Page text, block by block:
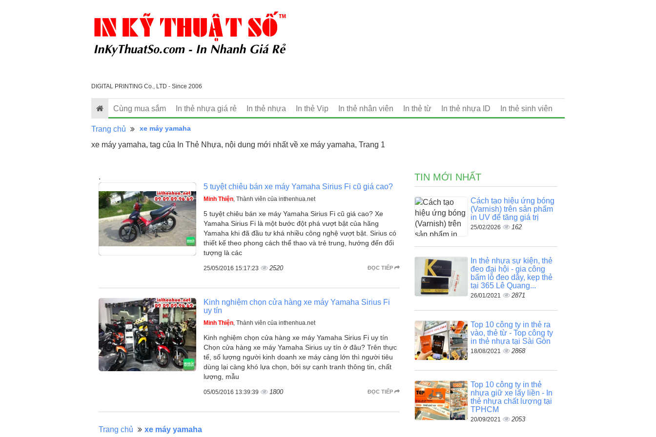
DIGITAL PRINTING Co., LTD - Since 2006
Cùng mua sắm In thẻ nhựa giá rẻ In thẻ nhựa In thẻ Vip In thẻ nhân viên In thẻ từ In thẻ nhựa ID In thẻ sinh viên
Trang chủ xe máy yamaha
xe máy yamaha, tag của In Thẻ Nhựa, nội dung mới nhất về xe máy yamaha, Trang 1
.
5 tuyệt chiêu bán xe máy Yamaha Sirius Fi cũ giá cao?
Minh Thiện , Thành viên của inthenhua.net
5 tuyệt chiêu bán xe máy Yamaha Sirius Fi cũ giá cao? Xe
Yamaha Sirius Fi là một bước đột phá vượt bật của hãng
Yamaha khi đã đầu tư khá nhiều công nghệ vượt bật. Sirius có
thiết kế theo phong cách thể thao và trẻ trung, hướng đến đối
tượng là các
ĐỌC TIẾP
25/05/2016 15:17:23 2520
Kinh nghiệm chọn cửa hàng xe máy Yamaha Sirius Fi
uy tín
Minh Thiện , Thành viên của inthenhua.net
Kinh nghiệm chọn cửa hàng xe máy Yamaha Sirius Fi uy tín
Chọn cửa hàng xe máy Yamaha Sirius uy tín ở đâu? Trên thực
tế, số lượng người kinh doanh xe máy càng lớn thì người tiêu
dùng lại càng khó lựa chọn, bởi sự cạnh tranh thông tin, chất
lượng, mẫu
ĐỌC TIẾP
05/05/2016 13:39:39 1800
Trang chủ xe máy yamaha
TIN MỚI NHẤT
Cách tạo hiệu ứng bóng
(Varnish) trên sản phẩm
in UV để tăng giá trị
25/02/2026 162
In thẻ nhựa sự kiện, thẻ
đeo đại hội - gia công
bấm lỗ đeo dây, kẹp thẻ
tại 365 Lê Quang...
26/01/2021 2871
Top 10 công ty in thẻ ra
vào, thẻ từ - Top công ty
in thẻ nhựa tại Sài Gòn
18/08/2021 2868
Top 10 công ty in thẻ
nhựa giữ xe lấy liền - In
thẻ nhựa chất lượng tại
TPHCM
20/09/2021 2053